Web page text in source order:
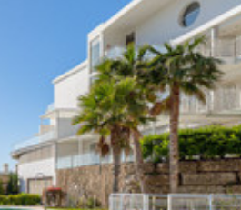
Adosados
Estudios
Locales
Negocios
Terrenos
Home Staging